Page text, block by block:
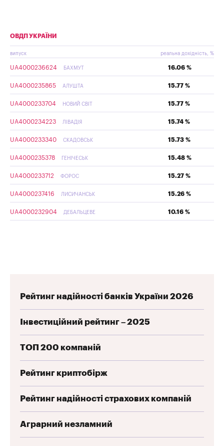
ОВДП УКРАЇНИ
випуск реальна дохідність, %
UA4000236624 БАХМУТ 16.06 %
UA4000235865 АЛУШТА 15.77 %
UA4000233704 НОВИЙ СВІТ 15.77 %
UA4000234223 ЛІВАДІЯ 15.74 %
UA4000233340 СКАДОВСЬК 15.73 %
UA4000235378 ГЕНІЧЕСЬК 15.48 %
UA4000233712 ФОРОС 15.27 %
UA4000237416 ЛИСИЧАНСЬК 15.26 %
UA4000232904 ДЕБАЛЬЦЕВЕ 10.16 %
Рейтинг надійності банків України 2026
Інвестиційний рейтинг – 2025
ТОП 200 компаній
Рейтинг криптобірж
Рейтинг надійності страхових компаній
Аграрний незламний